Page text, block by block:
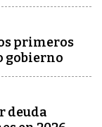
primeros
gobierno
deuda